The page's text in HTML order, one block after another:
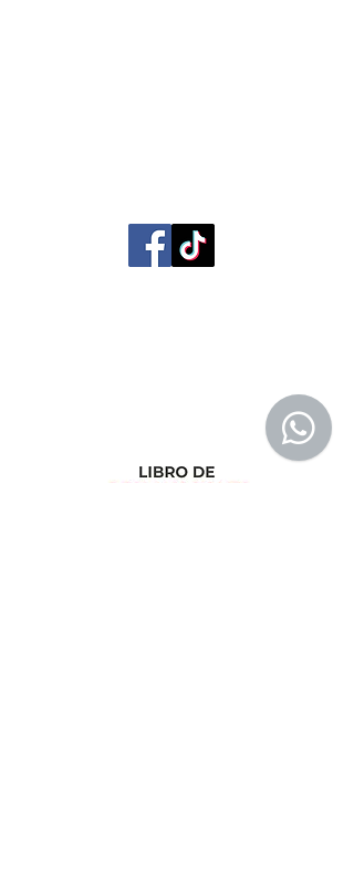
libreriaeditorialtrilobites@gmail.com